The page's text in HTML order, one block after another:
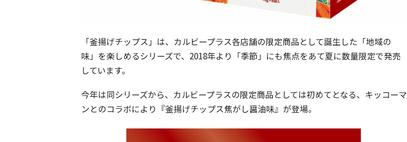
「釜揚げチップス」は、カルビープラス各店舗の限定商品として誕生した「地域の
味」を楽しめるシリーズで、2018年より「季節」にも焦点をあて夏に数量限定で発売
しています。
今年は同シリーズから、カルビープラスの限定商品としては初めてとなる、キッコーマ
ンとのコラボにより『釜揚げチップス焦がし醤油味』が登場。